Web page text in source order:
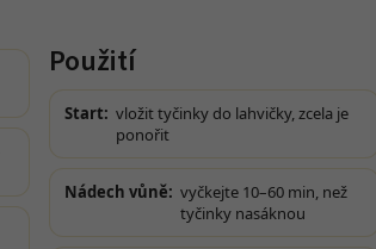
Použití
Start: vložit tyčinky do lahvičky, zcela je
ponořit
Nádech vůně: vyčkejte 10–60 min, než
tyčinky nasáknou